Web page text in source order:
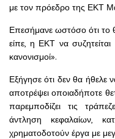
με τον πρόεδρο της ΕΚΤ
Επεσήμανε ωστόσο ότι το
είπε, η ΕΚΤ να
κανονισμοί».
Εξήγησε ότι δεν θα ήθελε
αποτρέψει οποιαδήποτε
παρεμποδίζει τις
άντληση κεφαλαίων,
χρηματοδοτούν έργα με